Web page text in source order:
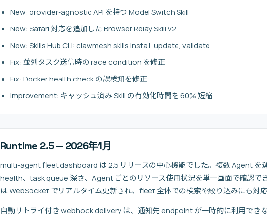
New: provider-agnostic API を持つ Model Switch Skill
New: Safari 対応を追加した Browser Relay Skill v2
New: Skills Hub CLI: clawmesh skills install, update, validate
Fix: 並列タスク送信時の race condition を修正
Fix: Docker health check の誤検知を修正
Improvement: キャッシュ済み Skill の有効化時間を 60% 短縮
Runtime 2.5 — 2026年1月
multi-agent fleet dashboard は 2.5 リリースの中心機能でした。複数 Agent を
health、task queue 深さ、Agent ごとのリソース使用状況を単一画面で確認で
は WebSocket でリアルタイム更新され、fleet 全体での検索や絞り込みにも対応
自動リトライ付き webhook delivery は、通知先 endpoint が一時的に利用でき